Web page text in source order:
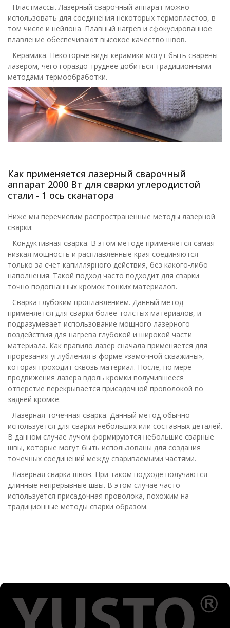
- Пластмассы. Лазерный сварочный аппарат можно
использовать для соединения некоторых термопластов, в
том числе и нейлона. Плавный нагрев и сфокусированное
плавление обеспечивают высокое качество швов.
- Керамика. Некоторые виды керамики могут быть сварены
лазером, чего гораздо труднее добиться традиционными
методами термообработки.
Как применяется лазерный сварочный
аппарат 2000 Вт для сварки углеродистой
стали - 1 ось сканатора
Ниже мы перечислим распространенные методы лазерной
сварки:
- Кондуктивная сварка. В этом методе применяется самая
низкая мощность и расплавленные края соединяются
только за счет капиллярного действия, без какого-либо
наполнения. Такой подход часто подходит для сварки
точно подогнанных кромок тонких материалов.
- Сварка глубоким проплавлением. Данный метод
применяется для сварки более толстых материалов, и
подразумевает использование мощного лазерного
воздействия для нагрева глубокой и широкой части
материала. Как правило лазер сначала применяется для
прорезания углубления в форме «замочной скважины»,
которая проходит сквозь материал. После, по мере
продвижения лазера вдоль кромки получившееся
отверстие перекрывается присадочной проволокой по
задней кромке.
- Лазерная точечная сварка. Данный метод обычно
используется для сварки небольших или составных деталей.
В данном случае лучом формируются небольшие сварные
швы, которые могут быть использованы для создания
точечных соединений между свариваемыми частями.
- Лазерная сварка швов. При таком подходе получаются
длинные непрерывные швы. В этом случае часто
используется присадочная проволока, похожим на
традиционные методы сварки образом.